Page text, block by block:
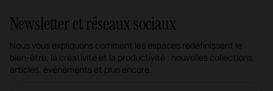
Newsletter et réseaux sociaux
Nous vous expliquons comment les espaces redéfinissent le
bien-être, la créativité et la productivité : nouvelles collections,
articles, événements et plus encore.